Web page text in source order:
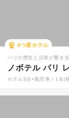
4つ星ホテル
パリの歴史と活気が響き
ノボテル パリ
ホテル3泊+航空券 / 1名(